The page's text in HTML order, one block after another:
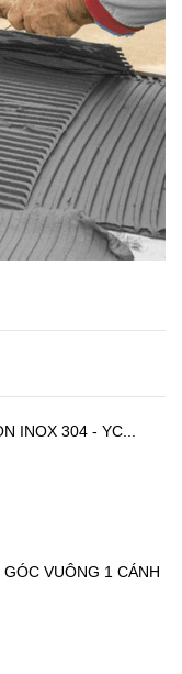
INOX 304 - YC...
VUÔNG 1 CÁNH